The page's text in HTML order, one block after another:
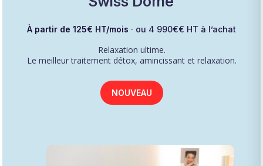
À partir de 125€ HT/mois · ou 4 990€€ HT à l’achat
Relaxation ultime.
Le meilleur traitement détox, amincissant et relaxation.
NOUVEAU